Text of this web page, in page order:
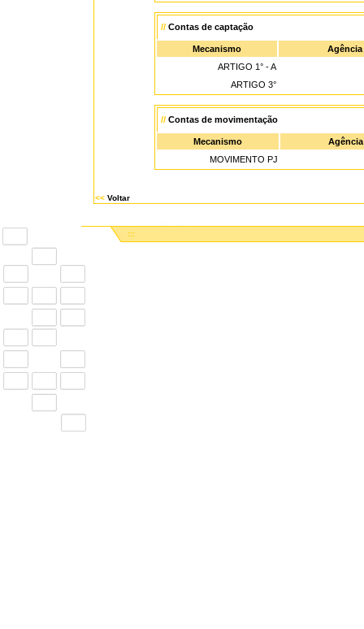
// Contas de captação
Mecanismo
Agência
ARTIGO 1° - A
ARTIGO 3°
// Contas de movimentação
Mecanismo
Agência
MOVIMENTO PJ
<< Voltar
:::